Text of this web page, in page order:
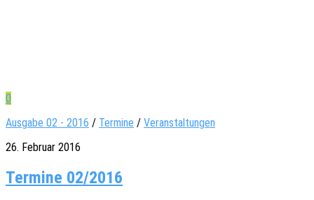
0
Ausgabe 02 - 2016 / Termine / Veranstaltungen
26. Februar 2016
Termine 02/2016